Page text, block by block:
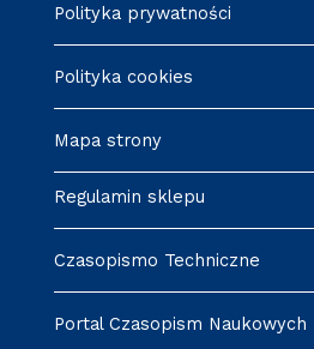
Polityka prywatności
Polityka cookies
Mapa strony
Regulamin sklepu
Czasopismo Techniczne
Portal Czasopism Naukowych